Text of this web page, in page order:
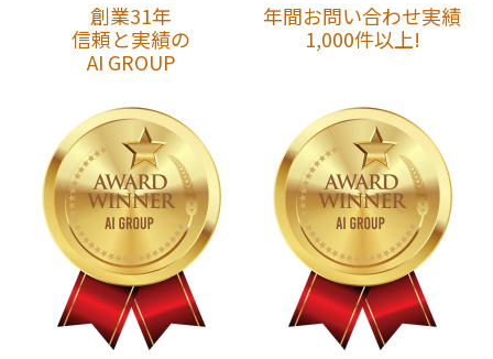
創業31年
信頼と実績の
AI GROUP
年間お問い合わせ実績
1,000件以上!